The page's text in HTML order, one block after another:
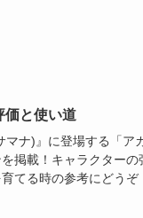
価と使い道
マナ)』に登場する「
掲載！キャラクター
てる時の参考にどうぞ